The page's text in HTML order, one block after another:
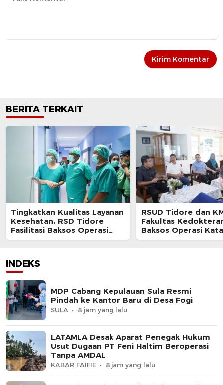
BERITA TERKAIT
Tingkatkan Kualitas Layanan
Kesehatan, RSD Tidore
Fasilitasi Baksos Operasi
Katarak
RSUD Tidore dan
Fakultas
Baksos Operasi
INDEKS
MDP Cabang Kepulauan Sula Resmi
Pindah ke Kantor Baru di Desa Fogi
SULA 8 jam yang lalu
LATAMLA Desak Aparat Penegak Hukum
Usut Dugaan PT Feni Haltim Beroperasi
Tanpa AMDAL
KABAR FAIFIE 8 jam yang lalu